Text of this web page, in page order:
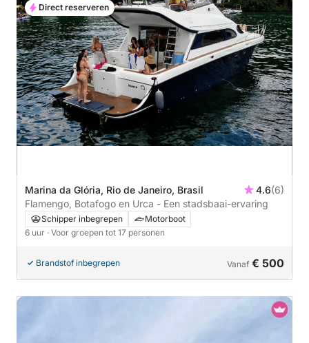
Marina da Glória, Rio de Janeiro, Brasil 4.6(6)
Flamengo, Botafogo en Urca - Een stadsbaai-ervaring
Schipper inbegrepen
Motorboot
6 uur · Voor groepen tot 17 personen
Brandstof inbegrepen Vanaf € 500
Direct reserveren